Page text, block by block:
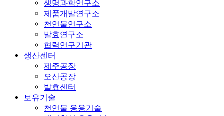
생명과학연구소
제품개발연구소
천연물연구소
발효연구소
협력연구기관
생산센터
제주공장
오산공장
발효센터
보유기술
천연물 응용기술